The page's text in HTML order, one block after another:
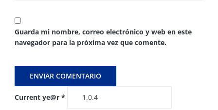
Guarda mi nombre, correo electrónico y web en este
navegador para la próxima vez que comente.
Current ye@r *